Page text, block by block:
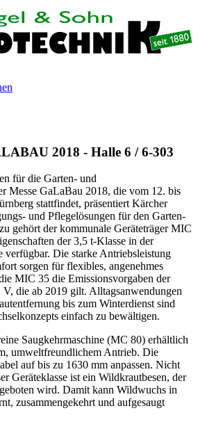
2018 - Halle 6 / 6-303
für die Garten- und
Messe GaLaBau 2018, die vom 12. bis
stattfindet, präsentiert Kärcher
und Pflegelösungen für den Garten-
gehört der kommunale Geräteträger MIC
der 3,5 t-Klasse in der
verfügbar. Die starke Antriebsleistung
sorgen für flexibles, angenehmes
MIC 35 die Emissionsvorgaben der
die ab 2019 gilt. Alltagsanwendungen
bis zum Winterdienst sind
einfach zu bewältigen.
Saugkehrmaschine (MC 80) erhältlich
umweltfreundlichem Antrieb. Die
auf bis zu 1630 mm anpassen. Nicht
Geräteklasse ist ein Wildkrautbesen, der
wird. Damit kann Wildwuchs in
zusammengekehrt und aufgesaugt